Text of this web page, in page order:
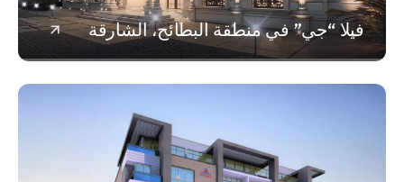
“جي” في منطقة البطائح، الشارقة